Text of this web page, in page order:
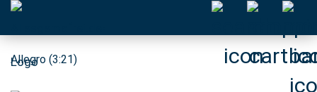
Allegro (3:21)